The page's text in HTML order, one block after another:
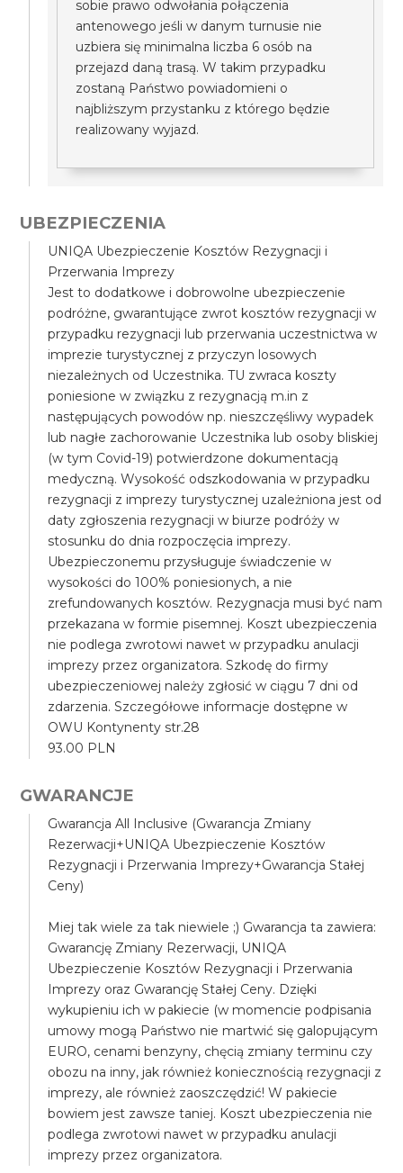
sobie prawo odwołania połączenia
antenowego jeśli w danym turnusie nie
uzbiera się minimalna liczba 6 osób na
przejazd daną trasą. W takim przypadku
zostaną Państwo powiadomieni o
najbliższym przystanku z którego będzie
realizowany wyjazd.
UBEZPIECZENIA
UNIQA Ubezpieczenie Kosztów Rezygnacji i
Przerwania Imprezy
Jest to dodatkowe i dobrowolne ubezpieczenie
podróżne, gwarantujące zwrot kosztów rezygnacji w
przypadku rezygnacji lub przerwania uczestnictwa w
imprezie turystycznej z przyczyn losowych
niezależnych od Uczestnika. TU zwraca koszty
poniesione w związku z rezygnacją m.in z
następujących powodów np. nieszczęśliwy wypadek
lub nagłe zachorowanie Uczestnika lub osoby bliskiej
(w tym Covid-19) potwierdzone dokumentacją
medyczną. Wysokość odszkodowania w przypadku
rezygnacji z imprezy turystycznej uzależniona jest od
daty zgłoszenia rezygnacji w biurze podróży w
stosunku do dnia rozpoczęcia imprezy.
Ubezpieczonemu przysługuje świadczenie w
wysokości do 100% poniesionych, a nie
zrefundowanych kosztów. Rezygnacja musi być nam
przekazana w formie pisemnej. Koszt ubezpieczenia
nie podlega zwrotowi nawet w przypadku anulacji
imprezy przez organizatora. Szkodę do firmy
ubezpieczeniowej należy zgłosić w ciągu 7 dni od
zdarzenia. Szczegółowe informacje dostępne w
OWU Kontynenty str.28
93.00 PLN
GWARANCJE
Gwarancja All Inclusive (Gwarancja Zmiany
Rezerwacji+UNIQA Ubezpieczenie Kosztów
Rezygnacji i Przerwania Imprezy+Gwarancja Stałej
Ceny)
Miej tak wiele za tak niewiele ;) Gwarancja ta zawiera:
Gwarancję Zmiany Rezerwacji, UNIQA
Ubezpieczenie Kosztów Rezygnacji i Przerwania
Imprezy oraz Gwarancję Stałej Ceny. Dzięki
wykupieniu ich w pakiecie (w momencie podpisania
umowy mogą Państwo nie martwić się galopującym
EURO, cenami benzyny, chęcią zmiany terminu czy
obozu na inny, jak również koniecznością rezygnacji z
imprezy, ale również zaoszczędzić! W pakiecie
bowiem jest zawsze taniej. Koszt ubezpieczenia nie
podlega zwrotowi nawet w przypadku anulacji
imprezy przez organizatora.